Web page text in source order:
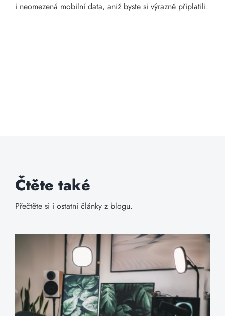
i neomezená mobilní data, aniž byste si výrazně připlatili.
Čtěte také
Přečtěte si i ostatní články z blogu.